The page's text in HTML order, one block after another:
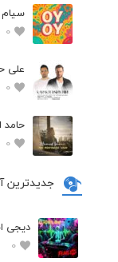
0
علی
0
حامد
0
جدیدترین
دیجی
0